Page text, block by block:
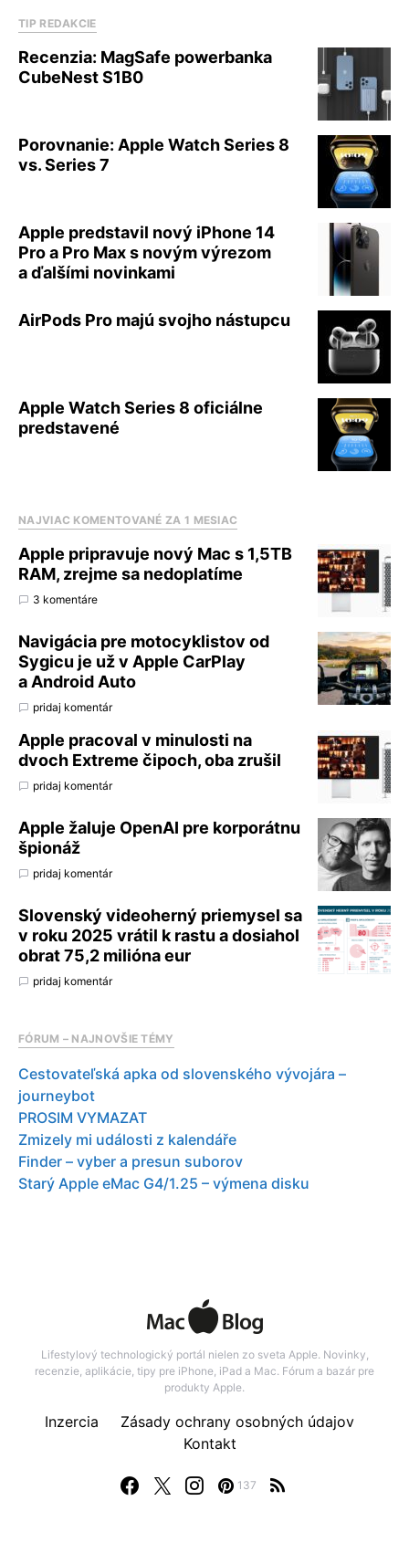
TIP REDAKCIE
Recenzia: MagSafe powerbanka
CubeNest S1B0
Porovnanie: Apple Watch Series 8
vs. Series 7
Apple predstavil nový iPhone 14
Pro a Pro Max s novým výrezom
a ďalšími novinkami
AirPods Pro majú svojho nástupcu
Apple Watch Series 8 oficiálne
predstavené
NAJVIAC KOMENTOVANÉ ZA 1 MESIAC
Apple pripravuje nový Mac s 1,5TB
RAM, zrejme sa nedoplatíme
3 komentáre
Navigácia pre motocyklistov od
Sygicu je už v Apple CarPlay
a Android Auto
pridaj komentár
Apple pracoval v minulosti na
dvoch Extreme čipoch, oba zrušil
pridaj komentár
Apple žaluje OpenAI pre korporátnu
špionáž
pridaj komentár
Slovenský videoherný priemysel sa
v roku 2025 vrátil k rastu a dosiahol
obrat 75,2 milióna eur
pridaj komentár
FÓRUM – NAJNOVŠIE TÉMY
Cestovateľská apka od slovenského vývojára –
journeybot
PROSIM VYMAZAT
Zmizely mi události z kalendáře
Finder – vyber a presun suborov
Starý Apple eMac G4/1.25 – výmena disku
Lifestylový technologický portál nielen zo sveta Apple. Novinky,
recenzie, aplikácie, tipy pre iPhone, iPad a Mac. Fórum a bazár pre
produkty Apple.
137
Inzercia
Zásady ochrany osobných údajov
Kontakt